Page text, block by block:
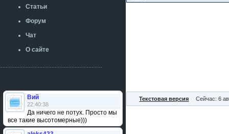
Статьи
Форум
Чат
О сайте
Вий
22:40:38
Да ничего не потух. Просто мы
все такие высотомерные)))
Текстовая версия Сейчас: 6